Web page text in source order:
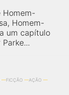
Homem-
Homem-
um capítulo
FICÇÃO
AÇÃO